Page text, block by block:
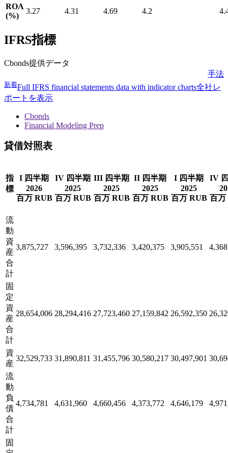
ROA
(%)
3.27 4.31 4.69 4.2
IFRS指標
Cbonds提供データ
手法
新着Full IFRS financial statements data with indicator charts全社レ
ポートを表示
Cbonds
Financial Modeling Prep
貸借対照表
指
標
I 四半期
2026
百万 RUB
IV 四半期
2025
百万 RUB
III 四半期
2025
百万 RUB
II 四半期
2025
百万 RUB
I 四半期
2025
百万 RUB
IV
百万
流
動
資
産
合
計
3,875,727 3,596,395 3,732,336 3,420,375 3,905,551
固
定
資
産
合
計
28,654,006 28,294,416 27,723,460 27,159,842 26,592,350
資
産
32,529,733 31,890,811 31,455,796 30,580,217 30,497,901
流
動
負
債
合
計
4,734,781 4,631,960 4,660,456 4,373,772 4,646,179
固